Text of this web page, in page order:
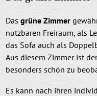
Dasgrüne Zimmer
nutzbaren Freiraum, als
das Sofa auch als
Aus diesem Zimmer ist
besonders schön zu
Es kann nach ihren